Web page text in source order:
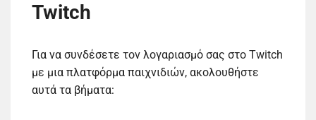
Twitch
Για να συνδέσετε τον λογαριασμό σας στο Twitch
με μια πλατφόρμα παιχνιδιών, ακολουθήστε
αυτά τα βήματα: